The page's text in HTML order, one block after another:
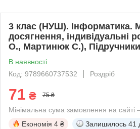
3 клас (НУШ). Інформатика.
досягнення, індивідуальні
О., Мартинюк С.), Підручники
В наявності
Код: 9789660737532
Роздріб
71 ₴ 75 ₴
Мінімальна сума замовлення на
Економія 4 ₴ Залишилось 41